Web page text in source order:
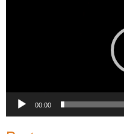
00:00